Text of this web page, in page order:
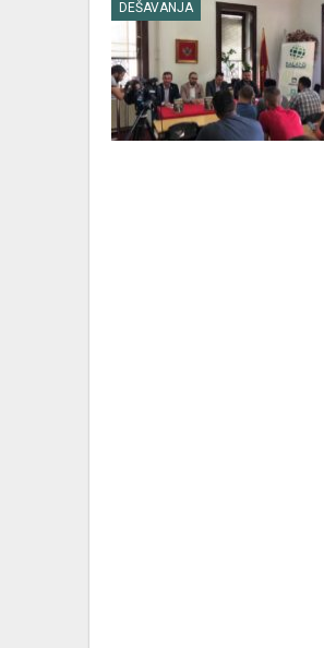
DEŠAVANJA